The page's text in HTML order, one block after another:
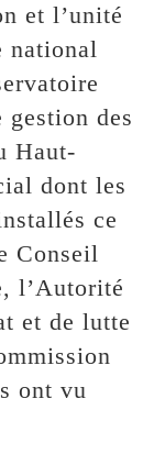
et l’unité
national
des
Haut-
dont les
ce
Conseil
l’Autorité
et de lutte
ont vu